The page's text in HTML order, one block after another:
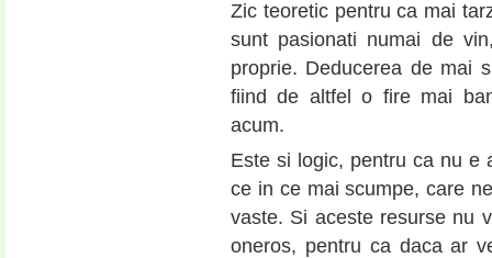
Zic teoretic pentru ca mai
sunt pasionati numai de
proprie. Deducerea de mai
fiind de altfel o fire mai
acum.
Este si logic, pentru ca nu e
ce in ce mai scumpe, care
vaste. Si aceste resurse nu
oneros, pentru ca daca ar